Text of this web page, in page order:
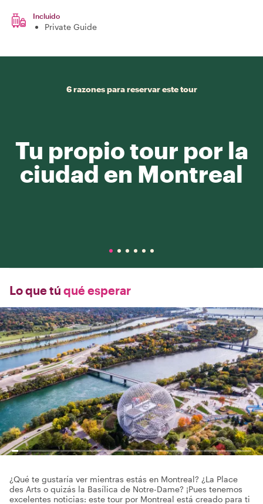
Incluido
Private Guide
6 razones para reservar este tour
Tu propio tour por la
ciudad en Montreal
Lo que tú qué esperar
¿Qué te gustaría ver mientras estás en Montreal? ¿La Place
des Arts o quizás la Basílica de Notre-Dame? ¡Pues tenemos
excelentes noticias: este tour por Montreal está creado para ti